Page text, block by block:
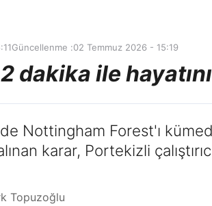
Güncellenme :02 Temmuz 2026 - 15:19
dakika ile
Nottingham Forest'ı
karar, Portekizli
Topuzoğlu